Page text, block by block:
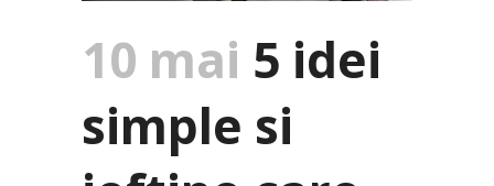
10 mai 5 idei
simple si